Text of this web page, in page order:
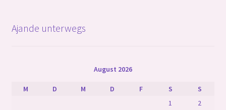
Ajande unterwegs
August 2026
M D M D F S
S
1
2